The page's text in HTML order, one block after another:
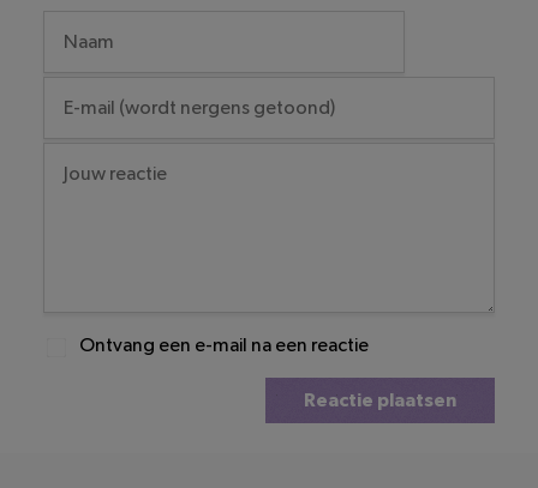
Ontvang een e-mail na een reactie
Reactie plaatsen